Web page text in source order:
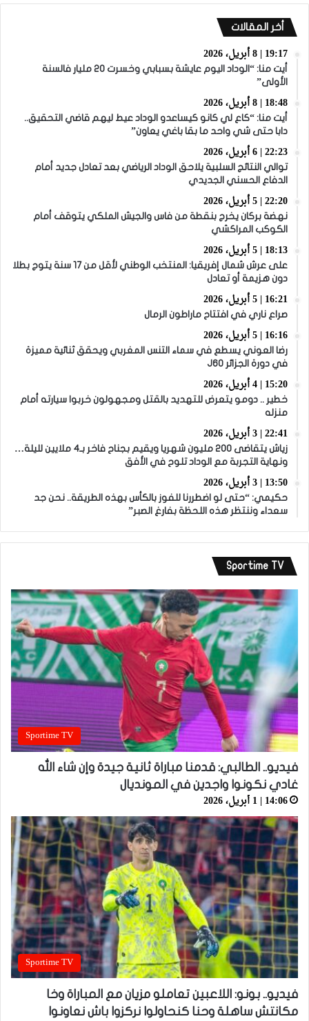
أخر المقالات
19:17 | 8 أبريل، 2026
أيت منا: “الوداد اليوم عايشة بسبابي وخسرت 20 مليار فالسنة
الأولى”
18:48 | 8 أبريل، 2026
أيت منا: “كاع لي كانو كيساعدو الوداد عيط ليهم قاضي التحقيق..
دابا حتى شي واحد ما بقا باغي يعاون”
22:23 | 6 أبريل، 2026
توالي النتائج السلبية يلاحق الوداد الرياضي بعد تعادل جديد أمام
الدفاع الحسني الجديدي
22:20 | 5 أبريل، 2026
نهضة بركان يخرج بنقطة من فاس والجيش الملكي يتوقف أمام
الكوكب المراكشي
18:13 | 5 أبريل، 2026
على عرش شمال إفريقيا: المنتخب الوطني لأقل من 17 سنة يتوج بطلا
دون هزيمة أو تعادل
16:21 | 5 أبريل، 2026
صراع ناري في افتتاح ماراطون الرمال
16:16 | 5 أبريل، 2026
رضا العوني يسطع في سماء التنس المغربي ويحقق ثنائية مميزة
في دورة الجزائر J60
15:20 | 4 أبريل، 2026
خطير .. دومو يتعرض للتهديد بالقتل ومجهولون خربوا سيارته أمام
منزله
22:41 | 3 أبريل، 2026
زياش يتقاضى 200 مليون شهريا ويقيم بجناح فاخر بـ4 ملايين لليلة…
ونهاية التجربة مع الوداد تلوح في الأفق
13:50 | 3 أبريل، 2026
حكيمي: “حتى لو اضطررنا للفوز بالكأس بهذه الطريقة.. نحن جد
سعداء وننتظر هذه اللحظة بفارغ الصبر”
Sportime TV
Sportime TV
فيديو.. الطالبي: قدمنا مباراة ثانية جيدة وإن شاء الله
غادي نكونوا واجدين في المونديال
14:06 | 1 أبريل، 2026
Sportime TV
فيديو.. بونو: اللاعبين تعاملو مزيان مع المباراة وخا
مكانتش ساهلة وحنا كنحاولوا نركزوا باش نعاونوا